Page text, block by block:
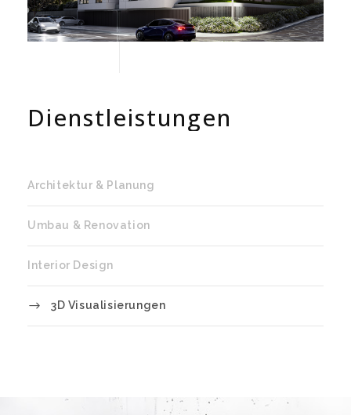
Dienstleistungen
Architektur & Planung
Umbau & Renovation
Interior Design
3D Visualisierungen